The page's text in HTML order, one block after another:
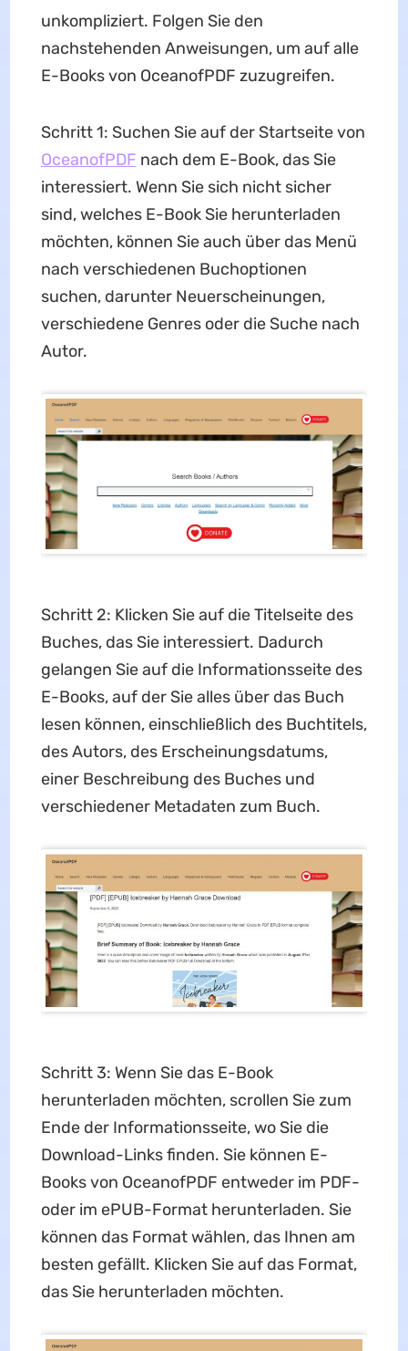
unkompliziert. Folgen Sie den
nachstehenden Anweisungen, um auf alle
E-Books von OceanofPDF zuzugreifen.
Schritt 1: Suchen Sie auf der Startseite von
OceanofPDF nach dem E-Book, das Sie
interessiert. Wenn Sie sich nicht sicher
sind, welches E-Book Sie herunterladen
möchten, können Sie auch über das Menü
nach verschiedenen Buchoptionen
suchen, darunter Neuerscheinungen,
verschiedene Genres oder die Suche nach
Autor.
Schritt 2: Klicken Sie auf die Titelseite des
Buches, das Sie interessiert. Dadurch
gelangen Sie auf die Informationsseite des
E-Books, auf der Sie alles über das Buch
lesen können, einschließlich des Buchtitels,
des Autors, des Erscheinungsdatums,
einer Beschreibung des Buches und
verschiedener Metadaten zum Buch.
Schritt 3: Wenn Sie das E-Book
herunterladen möchten, scrollen Sie zum
Ende der Informationsseite, wo Sie die
Download-Links finden. Sie können E-
Books von OceanofPDF entweder im PDF-
oder im ePUB-Format herunterladen. Sie
können das Format wählen, das Ihnen am
besten gefällt. Klicken Sie auf das Format,
das Sie herunterladen möchten.